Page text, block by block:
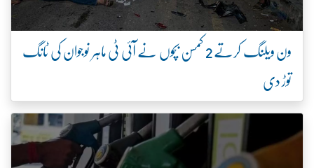
ون ویلنگ کرتے 2 کمسن بچوں نے آئی ٹی ماہر نوجوان کی ٹانگ
توڑ دی